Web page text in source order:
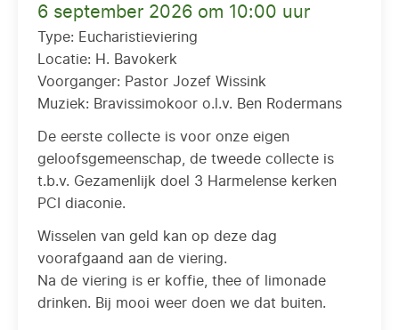
6 september 2026 om 10:00 uur
Type: Eucharistieviering
Locatie: H. Bavokerk
Voorganger: Pastor Jozef Wissink
Muziek: Bravissimokoor o.l.v. Ben Rodermans
De eerste collecte is voor onze eigen
geloofsgemeenschap, de tweede collecte is
t.b.v. Gezamenlijk doel 3 Harmelense kerken
PCI diaconie.
Wisselen van geld kan op deze dag
voorafgaand aan de viering.
Na de viering is er koffie, thee of limonade
drinken. Bij mooi weer doen we dat buiten.